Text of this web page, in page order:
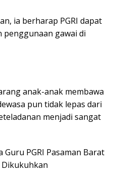
ia berharap PGRI dapat
gawai di
anak-anak membawa
pun tidak lepas dari
menjadi sangat
Guru PGRI Pasaman Barat
Dikukuhkan